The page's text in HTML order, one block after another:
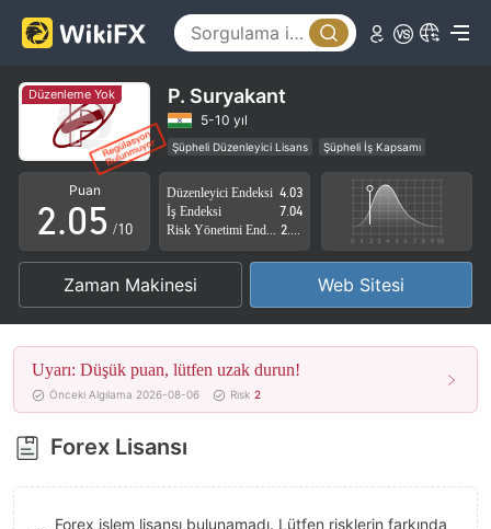
Düzenleme Yok P. Suryakant
5-10 yıl
Şüpheli Düzenleyici Lisans
Şüpheli İş Kapsamı
Yüksek düzeyde potansiyel risk
Puan
0
1
2
3
4
5
6
7
8
.0
1
2
3
4
5
6
1
2
3
4
5
6
7
8
9
/10
Düzenleyici Endeksi 4.03
İş Endeksi
7.04
Zaman Makinesi Web Sitesi
Uyarı: Düşük puan, lütfen uzak durun!
Önceki Algılama 2026-08-06 Risk 2
Forex Lisansı
Forex işlem lisansı bulunamadı. Lütfen risklerin farkında